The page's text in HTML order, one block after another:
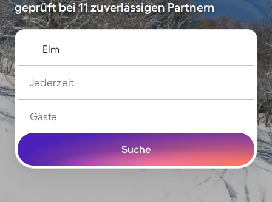
geprüft bei 11 zuverlässigen Partnern
Jederzeit
Gäste
Suche